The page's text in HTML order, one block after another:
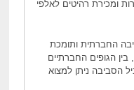
ומכירת רהיטים לאלפי
החברתית ותומכת
בין הגופים החברתיים
הסביבה ניתן למצוא